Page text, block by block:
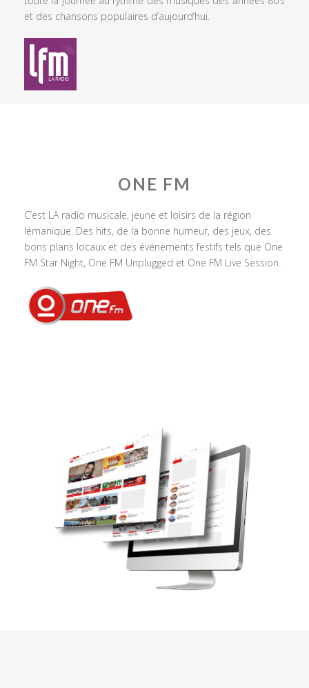
et des chansons populaires d’aujourd’hui.
ONE FM
C’est LA radio musicale, jeune et loisirs de la région
lémanique. Des hits, de la bonne humeur, des jeux, des
bons plans locaux et des événements festifs tels que One
FM Star Night, One FM Unplugged et One FM Live Session.